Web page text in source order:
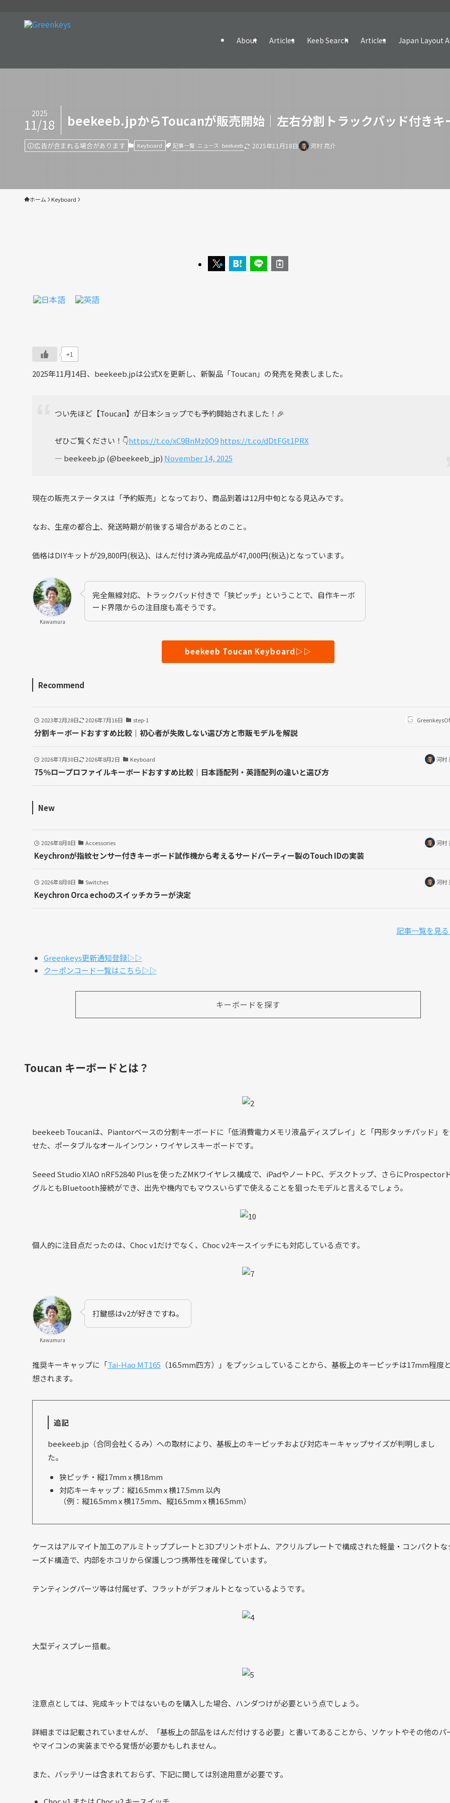
About Articles Keeb Search Articles Japan Layout
beekeeb.jpからToucanが販売開始｜左右分割トラックパッド付きキ
2025
11/18
広告が含まれる場合があります Keyboard 記事一覧 ニュース beekeeb 2025年11月18日 河村 亮介
ホーム Keyboard
+1
2025年11月14日、beekeeb.jpは公式Xを更新し、新製品「Toucan」の発売を発表しました。
つい先ほど【Toucan】が日本ショップでも予約開始されました！🎉
ぜひご覧ください！👇https://t.co/xC9BnMz0O9https://t.co/dDtFGt1PRX
— beekeeb.jp (@beekeeb_jp) November 14, 2025
現在の販売ステータスは「予約販売」となっており、商品到着は12月中旬となる見込みです。
なお、生産の都合上、発送時期が前後する場合があるとのこと。
価格はDIYキットが29,800円(税込)、はんだ付け済み完成品が47,000円(税込)となっています。
Kawamura
完全無線対応、トラックパッド付きで「狭ピッチ」ということで、自作キーボ
ード界隈からの注目度も高そうです。
beekeeb Toucan Keyboard▷▷
Recommend
2023年2月28日 2026年7月16日 step-1
分割キーボードおすすめ比較｜初心者が失敗しない選び方と市販モデルを解説
2026年7月30日 2026年8月2日 Keyboard 河村
75％ロープロファイルキーボードおすすめ比較｜日本語配列・英語配列の違いと選び方
New
2026年8月8日 Accessories 河村
Keychronが指紋センサー付きキーボード試作機から考えるサードパーティー製のTouch IDの実装
2026年8月8日 Switches 河村
Keychron Orca echoのスイッチカラーが決定
記事一覧を見
Greenkeys更新通知登録▷▷
クーポンコード一覧はこちら▷▷
キーボードを探す
Toucan キーボードとは？
beekeeb Toucanは、Piantorベースの分割キーボードに「低消費電力メモリ液晶ディスプレイ」と「円形タッチパッド」
せた、ポータブルなオールインワン・ワイヤレスキーボードです。
Seeed Studio XIAO nRF52840 Plusを使ったZMKワイヤレス構成で、iPadやノートPC、デスクトップ、さらにProspector
グルともBluetooth接続ができ、出先や機内でもマウスいらずで使えることを狙ったモデルと言えるでしょう。
個人的に注目点だったのは、Choc v1だけでなく、Choc v2キースイッチにも対応している点です。
Kawamura
打鍵感はv2が好きですね。
推奨キーキャップに「Tai-Hao MT165 （16.5mm四方）」をプッシュしていることから、基板上のキーピッチは17mm程度
想されます。
追記
beekeeb.jp（合同会社くるみ）への取材により、基板上のキーピッチおよび対応キーキャップサイズが判明しまし
た。
狭ピッチ・縦17mm x 横18mm
対応キーキャップ：縦16.5mm x 横17.5mm 以內
（例：縦16.5mm x 横17.5mm、縦16.5mm x 横16.5mm）
ケースはアルマイト加工のアルミトッププレートと3Dプリントボトム、アクリルプレートで構成された軽量・コンパクトな
ーズド構造で、内部をホコリから保護しつつ携帯性を確保しています。
テンティングパーツ等は付属せず、フラットがデフォルトとなっているようです。
大型ディスプレー搭載。
注意点としては、完成キットではないものを購入した場合、ハンダつけが必要という点でしょう。
詳細までは記載されていませんが、「基板上の部品をはんだ付けする必要」と書いてあることから、ソケットやその他のパ
やマイコンの実装までやる覚悟が必要かもしれません。
また、バッテリーは含まれておらず、下記に関しては別途用意が必要です。